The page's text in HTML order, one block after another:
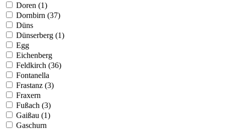
Doren (1)
Dornbirn (37)
Düns
Dünserberg (1)
Egg
Eichenberg
Feldkirch (36)
Fontanella
Frastanz (3)
Fraxern
Fußach (3)
Gaißau (1)
Gaschurn